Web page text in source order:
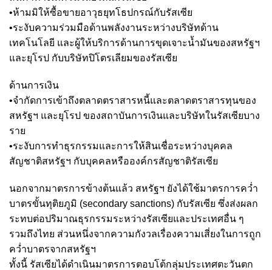
•ห้ามมิให้ซื้อขายอาวุธยุทโธปกรณ์กับรัสเซีย
•ระงับความร่วมมือด้านพลังงานระหว่างบริษัทด้าน
เทคโนโลยี และผู้ให้บริการด้านการขุดเจาะน้ำมันของสหรัฐฯ
และยุโรป กับบริษัทปิโตรเลียมของรัสเซีย
ด้านการเงิน
•จำกัดการเข้าถึงตลาดตราสารหนี้และตลาดตราสารทุนของ
สหรัฐฯ และยุโรป ของสถาบันการเงินและบริษัทในรัสเซียบาง
ราย
•ระงับการทำธุรกรรมและการให้สินเชื่อระหว่างบุคคล
สัญชาติสหรัฐฯ กับบุคคลหรือองค์กรสัญชาติรัสเซีย
นอกจากมาตรการข้างต้นแล้ว สหรัฐฯ ยังได้ใช้มาตรการคว่ำ
บาตรขั้นทุติยภูมิ (secondary sanctions) กับรัสเซีย ซึ่งส่งผลก
ระทบต่อปริมาณธุรกรรมระหว่างรัสเซียและประเทศอื่น ๆ
รวมถึงไทย ส่วนหนึ่งจากความกังวลเรื่องความเสี่ยงในการถูก
คว่ำบาตรจากสหรัฐฯ
ทั้งนี้ รัสเซียได้ดำเนินมาตรการตอบโต้กลุ่มประเทศตะวันตก